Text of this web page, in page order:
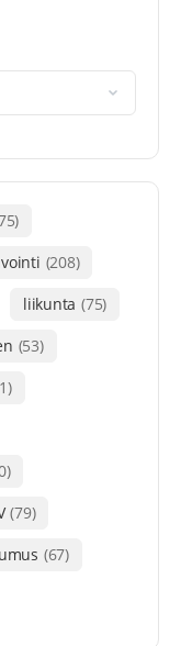
(208)
liikunta (75)
(53)
(79)
(67)